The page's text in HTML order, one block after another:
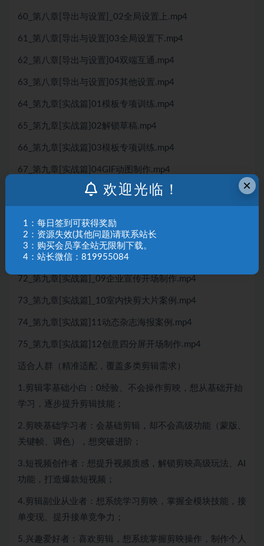
60_第八章[导出与设置]_02全局设置上.mp4
61_第八章[导出与设置]03全局设置下.mp4
62_第八章[导出与设置]04双端互通.mp4
63_第八章[导出与设置]05其他设置.mp4
64_第九章[实战篇]01模板专项训练.mp4
65_第九章[实战篇]02解锁草稿.mp4
66_第九章[实战篇]03模板专项训练.mp4
67_第九章[实战篇]04GIF动图制作.mp4
68_第九章[实战篇]05扩展：GIF动图尺寸修改.mp4
70_第九章[实战篇]_07视频进度条制作.mp4
71_第九章[实战篇]08片尾关注动画制作.mp4
72_第九章[实战篇]_09企业宣传开场制作.mp4
73_第九章[实战篇]_10室内快剪大片案例.mp4
74_第九章[实战篇]11动态杂志海报案例.mp4
75_第九章[实战篇]12创意四分屏开场制作.mp4
适合人群（精准适配，覆盖多类剪辑需求）
1.剪辑零基础小白：0经验、不会操作剪映，想从基础开始
学习，逐步提升剪辑技能；
2.剪映基础学习者：会基础剪辑，却不会高级功能（蒙版、
关键帧、调色），想突破进阶；
3.短视频创作者：想提升视频质感，解锁剪映高级玩法、AI
功能，打造爆款短视频；
4.剪辑副业从业者：想系统学习剪映，掌握全模块技能，接
单变现、提升接单竞争力；
5.兴趣爱好者：喜欢剪辑，想系统掌握剪映操作，制作个人
×
欢迎光临！
1：每日签到可获得奖励
2：资源失效(其他问题)请联系站长
3：购买会员享全站无限制下载。
4：站长微信：819955084